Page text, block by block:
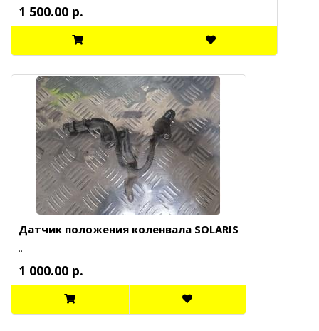
1 500.00 р.
Датчик положения коленвала SOLARIS
..
1 000.00 р.